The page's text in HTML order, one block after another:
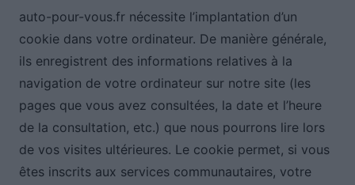
auto-pour-vous.fr nécessite l’implantation d’un
cookie dans votre ordinateur. De manière générale,
ils enregistrent des informations relatives à la
navigation de votre ordinateur sur notre site (les
pages que vous avez consultées, la date et l’heure
de la consultation, etc.) que nous pourrons lire lors
de vos visites ultérieures. Le cookie permet, si vous
êtes inscrits aux services communautaires, votre